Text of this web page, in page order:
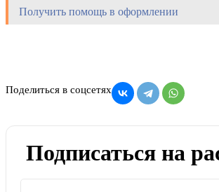
Получить помощь в оформлении
Поделиться в соцсетях
Подписаться на